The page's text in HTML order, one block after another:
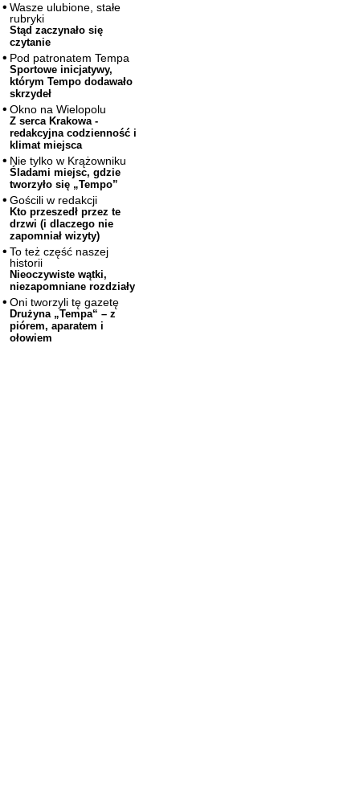
Wasze ulubione, stałe
rubryki
Stąd zaczynało się
czytanie
Pod patronatem Tempa
Sportowe inicjatywy,
którym Tempo dodawało
skrzydeł
Okno na Wielopolu
Z serca Krakowa -
redakcyjna codzienność i
klimat miejsca
Nie tylko w Krążowniku
Śladami miejsc, gdzie
tworzyło się „Tempo”
Gościli w redakcji
Kto przeszedł przez te
drzwi (i dlaczego nie
zapomniał wizyty)
To też część naszej
historii
Nieoczywiste wątki,
niezapomniane rozdziały
Oni tworzyli tę gazetę
Drużyna „Tempa“ – z
piórem, aparatem i
ołowiem